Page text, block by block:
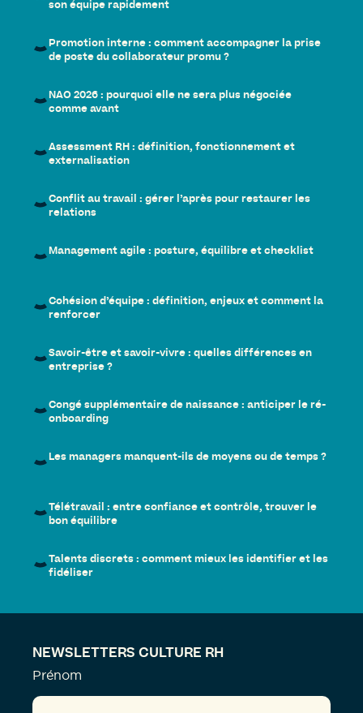
son équipe rapidement
Promotion interne : comment accompagner la prise
de poste du collaborateur promu ?
NAO 2026 : pourquoi elle ne sera plus négociée
comme avant
Assessment RH : définition, fonctionnement et
externalisation
Conflit au travail : gérer l’après pour restaurer les
relations
Management agile : posture, équilibre et checklist
Cohésion d’équipe : définition, enjeux et comment la
renforcer
Savoir-être et savoir-vivre : quelles différences en
entreprise ?
Congé supplémentaire de naissance : anticiper le ré-
onboarding
Les managers manquent-ils de moyens ou de temps ?
Télétravail : entre confiance et contrôle, trouver le
bon équilibre
Talents discrets : comment mieux les identifier et les
fidéliser
NEWSLETTERS CULTURE RH
Prénom